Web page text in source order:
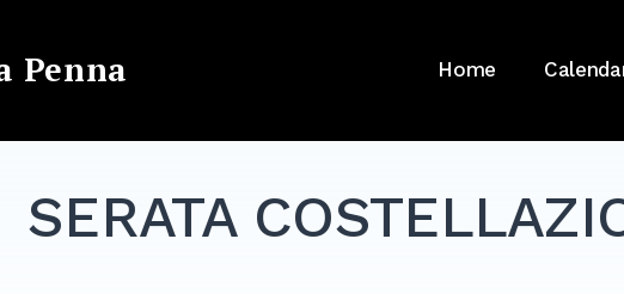
Penna Home
SERATA